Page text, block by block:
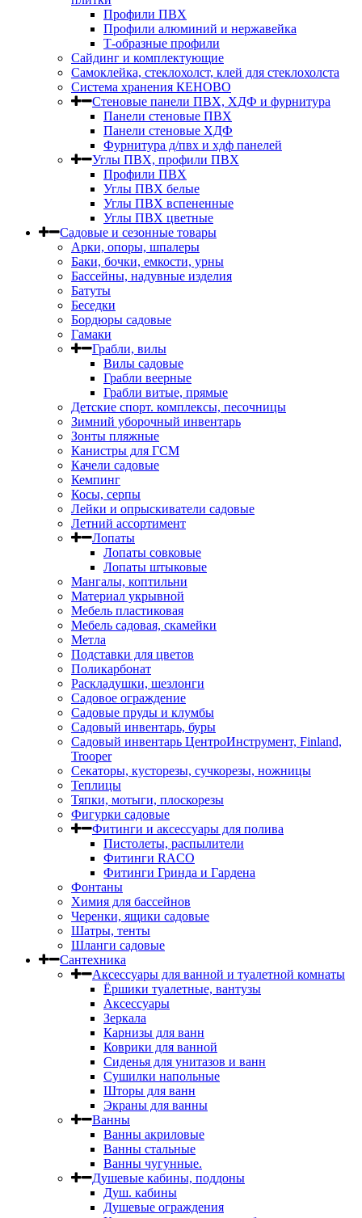
Профили ПВХ
Профили алюминий и нержавейка
Т-образные профили
Сайдинг и комплектующие
Самоклейка, стеклохолст, клей для стеклохолста
Система хранения КЕНОВО
Стеновые панели ПВХ, ХДФ и фурнитура
Панели стеновые ПВХ
Панели стеновые ХДФ
Фурнитура д/пвх и хдф панелей
Углы ПВХ, профили ПВХ
Профили ПВХ
Углы ПВХ белые
Углы ПВХ вспененные
Углы ПВХ цветные
Садовые и сезонные товары
Арки, опоры, шпалеры
Баки, бочки, емкости, урны
Бассейны, надувные изделия
Батуты
Беседки
Бордюры садовые
Гамаки
Грабли, вилы
Вилы садовые
Грабли веерные
Грабли витые, прямые
Детские спорт. комплексы, песочницы
Зимний уборочный инвентарь
Зонты пляжные
Канистры для ГСМ
Качели садовые
Кемпинг
Косы, серпы
Лейки и опрыскиватели садовые
Летний ассортимент
Лопаты
Лопаты совковые
Лопаты штыковые
Мангалы, коптильни
Материал укрывной
Мебель пластиковая
Мебель садовая, скамейки
Метла
Подставки для цветов
Поликарбонат
Раскладушки, шезлонги
Садовое ограждение
Садовые пруды и клумбы
Садовый инвентарь, буры
Садовый инвентарь ЦентроИнструмент, Finland,
Trooper
Секаторы, кусторезы, сучкорезы, ножницы
Теплицы
Тяпки, мотыги, плоскорезы
Фигурки садовые
Фитинги и аксессуары для полива
Пистолеты, распылители
Фитинги RACO
Фитинги Гринда и Гардена
Фонтаны
Химия для бассейнов
Черенки, ящики садовые
Шатры, тенты
Шланги садовые
Сантехника
Аксессуары для ванной и туалетной комнаты
Ёршики туалетные, вантузы
Аксессуары
Зеркала
Карнизы для ванн
Коврики для ванной
Сиденья для унитазов и ванн
Сушилки напольные
Шторы для ванн
Экраны для ванны
Ванны
Ванны акриловые
Ванны стальные
Ванны чугунные.
Душевые кабины, поддоны
Душ. кабины
Душевые ограждения